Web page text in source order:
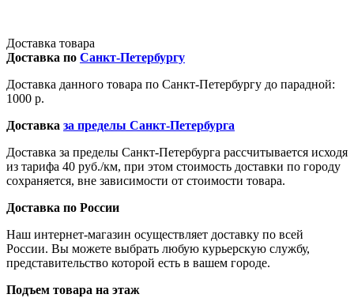
Доставка товара
Доставка по Санкт-Петербургу
Доставка данного товара по Санкт-Петербургу до парадной:
1000 р.
Доставка за пределы Санкт-Петербурга
Доставка за пределы Санкт-Петербурга рассчитывается исходя
из тарифа 40 руб./км, при этом стоимость доставки по городу
сохраняется, вне зависимости от стоимости товара.
Доставка по России
Наш интернет-магазин осуществляет доставку по всей
России. Вы можете выбрать любую курьерскую службу,
представительство которой есть в вашем городе.
Подъем товара на этаж